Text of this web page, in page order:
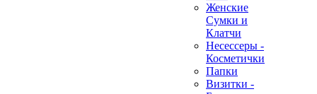
Женские
Сумки и
Клатчи
Несессеры -
Косметички
Папки
Визитки -